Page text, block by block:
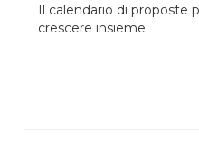
Il calendario di proposte
crescere insieme